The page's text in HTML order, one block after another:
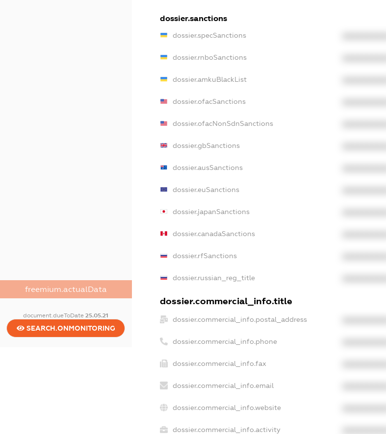
freemium.actualData
document.dueToDate25.05.21
SEARCH.ONMONITORING
dossier.sanctions
dossier.specSanctions
dossier.rnboSanctions
dossier.amkuBlackList
dossier.ofacSanctions
dossier.ofacNonSdnSanctions
dossier.gbSanctions
dossier.ausSanctions
dossier.euSanctions
dossier.japanSanctions
dossier.canadaSanctions
dossier.rfSanctions
dossier.russian_reg_title
dossier.commercial_info.title
dossier.commercial_info.postal_address
dossier.commercial_info.phone
dossier.commercial_info.fax
dossier.commercial_info.email
dossier.commercial_info.website
dossier.commercial_info.activity